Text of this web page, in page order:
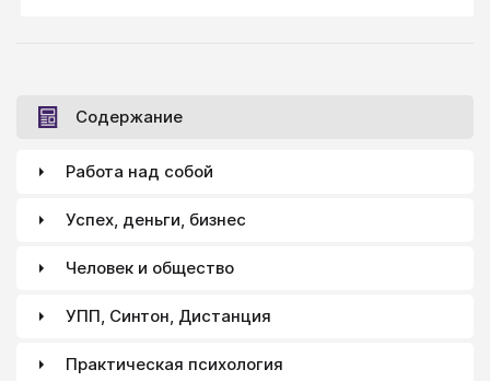
Содержание
Работа над собой
Успех, деньги, бизнес
Человек и общество
УПП, Синтон, Дистанция
Практическая психология